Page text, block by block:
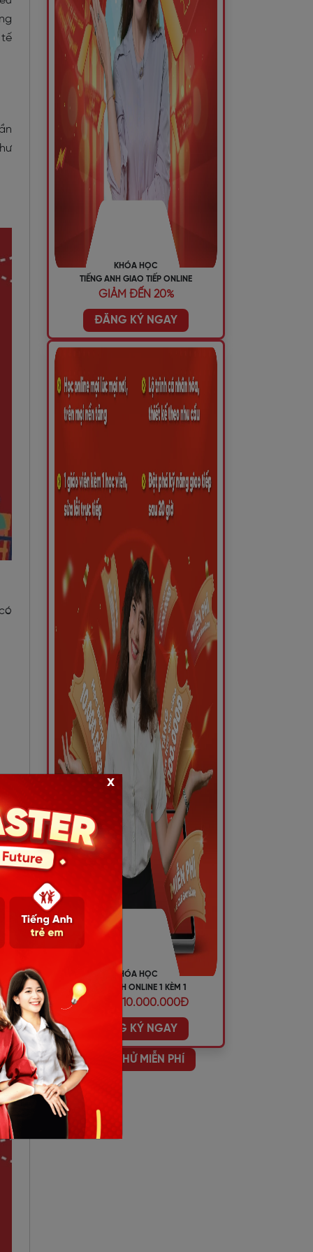
tế
KHÓA HỌC
TIẾNG ANH GIAO TIẾP ONLINE
GIẢM ĐẾN 20%
ĐĂNG KÝ NGAY
KHÓA HỌC
TIẾNG ANH ONLINE 1 KÈM 1
ƯU ĐÃI 10.000.000Đ
ĐĂNG KÝ NGAY
HỌC THỬ MIỄN PHÍ
x